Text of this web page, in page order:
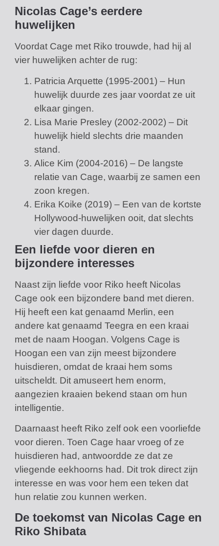
Nicolas Cage’s eerdere
huwelijken
Voordat Cage met Riko trouwde, had hij al
vier huwelijken achter de rug:
Patricia Arquette (1995-2001) – Hun
huwelijk duurde zes jaar voordat ze uit
elkaar gingen.
Lisa Marie Presley (2002-2002) – Dit
huwelijk hield slechts drie maanden
stand.
Alice Kim (2004-2016) – De langste
relatie van Cage, waarbij ze samen een
zoon kregen.
Erika Koike (2019) – Een van de kortste
Hollywood-huwelijken ooit, dat slechts
vier dagen duurde.
Een liefde voor dieren en
bijzondere interesses
Naast zijn liefde voor Riko heeft Nicolas
Cage ook een bijzondere band met dieren.
Hij heeft een kat genaamd Merlin, een
andere kat genaamd Teegra en een kraai
met de naam Hoogan. Volgens Cage is
Hoogan een van zijn meest bijzondere
huisdieren, omdat de kraai hem soms
uitscheldt. Dit amuseert hem enorm,
aangezien kraaien bekend staan om hun
intelligentie.
Daarnaast heeft Riko zelf ook een voorliefde
voor dieren. Toen Cage haar vroeg of ze
huisdieren had, antwoordde ze dat ze
vliegende eekhoorns had. Dit trok direct zijn
interesse en was voor hem een teken dat
hun relatie zou kunnen werken.
De toekomst van Nicolas Cage en
Riko Shibata